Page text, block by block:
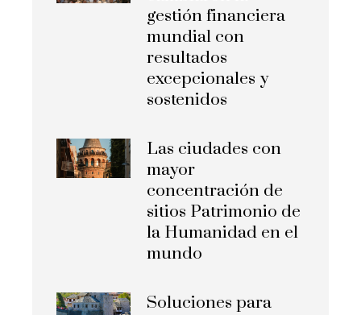
gestión financiera
mundial con
resultados
excepcionales y
sostenidos
Las ciudades con
mayor
concentración de
sitios Patrimonio de
la Humanidad en el
mundo
Soluciones para